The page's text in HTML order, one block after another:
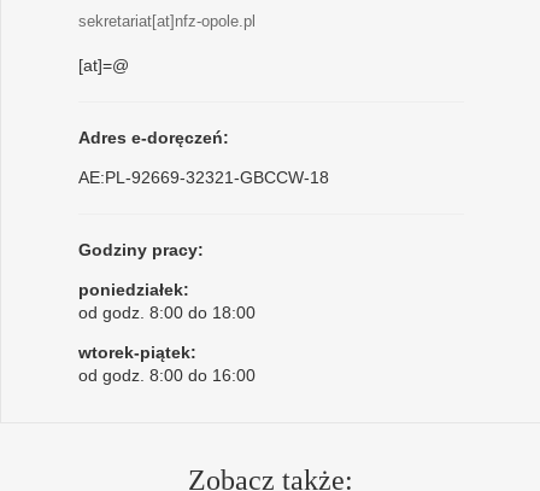
sekretariat[at]nfz-opole.pl
[at]=@
Adres e-doręczeń:
AE:PL-92669-32321-GBCCW-18
Godziny pracy:
poniedziałek:
od godz. 8:00 do 18:00
wtorek-piątek:
od godz. 8:00 do 16:00
Zobacz także: